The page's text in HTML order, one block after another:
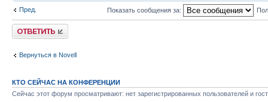
Пред. Показать сообщения за:
Ответить
Вернуться в Novell
КТО СЕЙЧАС НА КОНФЕРЕНЦИИ
Сейчас этот форум просматривают: нет зарегистрированных пользователей и